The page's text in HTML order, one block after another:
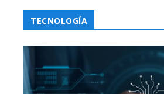
TECNOLOGÍA